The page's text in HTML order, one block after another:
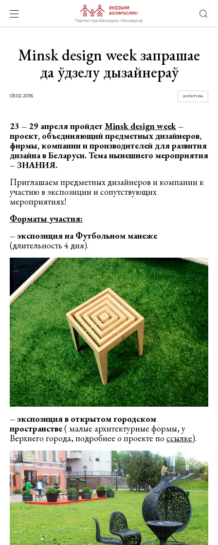
Minsk design week запрашае
да ўдзелу дызайнераў
03.02.2016 КУЛЬТУРА
23 – 29 апреля пройдет Minsk design week–
проект, объединяющий предметных дизайнеров,
фирмы, компании и производителей для развития
дизайна в Беларуси. Тема нынешнего мероприятия
– ЗНАНИЯ.
Приглашаем предметных дизайнеров и компании к
участию в экспозиции и сопутствующих
мероприятиях!
Форматы участия:
– экспозиция на Футбольном манеже
(длительность 4 дня).
– экспозиция в открытом городском
пространстве( малые архитектурные формы, у
Верхнего города, подробнее о проекте поссылке).